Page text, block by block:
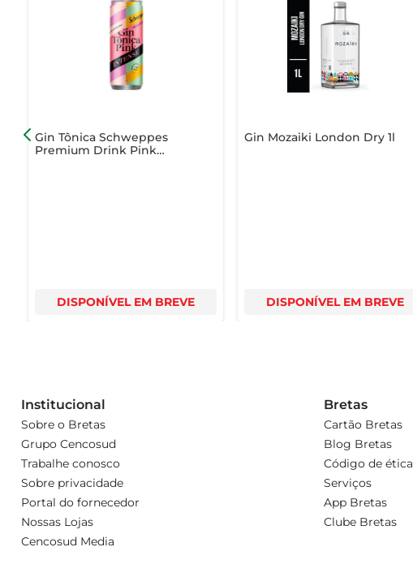
Gin Tônica Schweppes
Premium Drink Pink
DISPONÍVEL EM BREVE
Gin Mozaiki London Dry 1l
DISPONÍVEL EM BREVE
Institucional
Sobre o Bretas
Grupo Cencosud
Trabalhe conosco
Sobre privacidade
Portal do fornecedor
Nossas Lojas
Cencosud Media
Bretas
Cartão Bretas
Blog Bretas
Código de ética
Serviços
App Bretas
Clube Bretas